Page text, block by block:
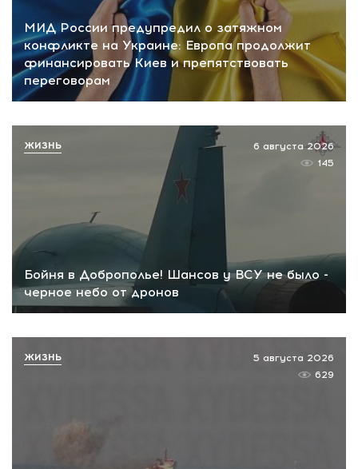
МИД России предупредил о затяжном
конфликте на Украине: Европа продолжит
финансировать Киев и препятствовать
переговорам
Бойня в Доброполье! Шансов у ВСУ не было -
черное небо от дронов
6 августа 2026
145
ЖИЗНЬ
5 августа 2026
629
ЖИЗНЬ